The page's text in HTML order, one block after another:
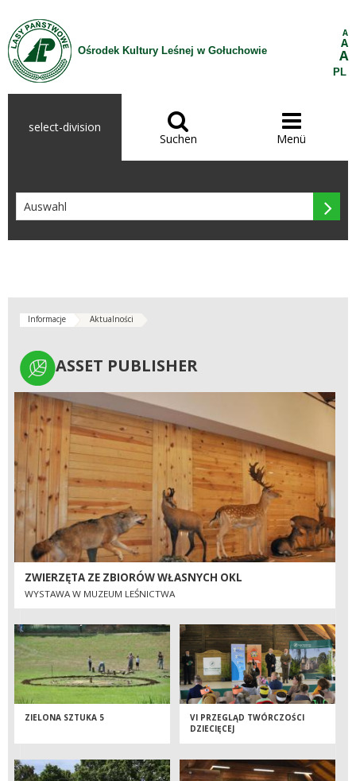
Zum Inhalt wechseln
Ośrodek Kultury Leśnej w Gołuchowie
A
A
A
PL
select-division 
Suchen

Menü

Informacje Aktualności
ASSET PUBLISHER
ASSET PUBLISHER
ZWIERZĘTA ZE ZBIORÓW WŁASNYCH OKL
WYSTAWA W MUZEUM LEŚNICTWA
ZIELONA SZTUKA 5
VI PRZEGLĄD TWÓRCZOŚCI
DZIECIĘCEJ